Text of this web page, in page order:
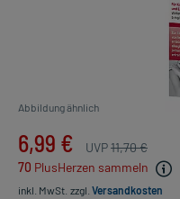
Abbildung ähnlich
6,99 € UVP11,70 €
70 PlusHerzen sammeln
inkl. MwSt. zzgl. Versandkosten